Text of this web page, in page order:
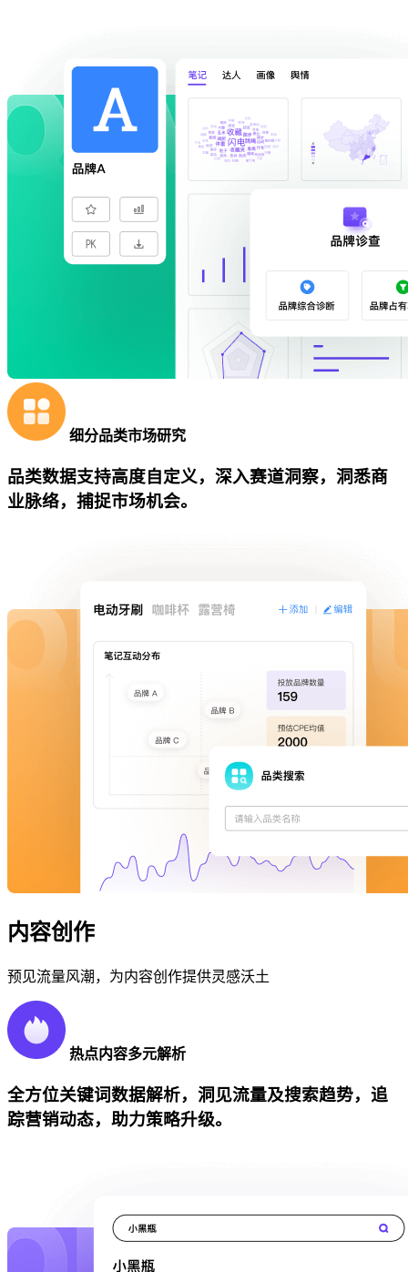
细分品类市场研究
品类数据支持高度自定义，深入赛道洞察，洞悉商
业脉络，捕捉市场机会。
内容创作
预见流量风潮，为内容创作提供灵感沃土
热点内容多元解析
全方位关键词数据解析，洞见流量及搜索趋势，追
踪营销动态，助力策略升级。